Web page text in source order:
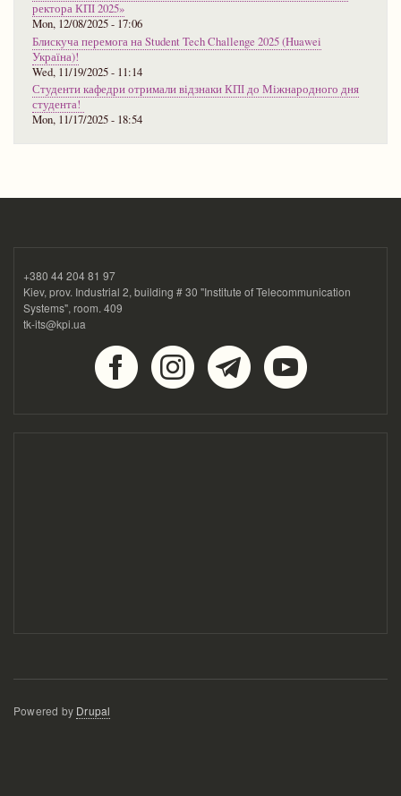
ректора КПІ 2025»
Mon, 12/08/2025 - 17:06
Блискуча перемога на Student Tech Challenge 2025 (Huawei
Україна)!
Wed, 11/19/2025 - 11:14
Студенти кафедри отримали відзнаки КПІ до Міжнародного дня
студента!
Mon, 11/17/2025 - 18:54
+380 44 204 81 97
Kiev, prov. Industrial 2, building # 30 "Institute of Telecommunication
Systems", room. 409
tk-its@kpi.ua
Powered by Drupal